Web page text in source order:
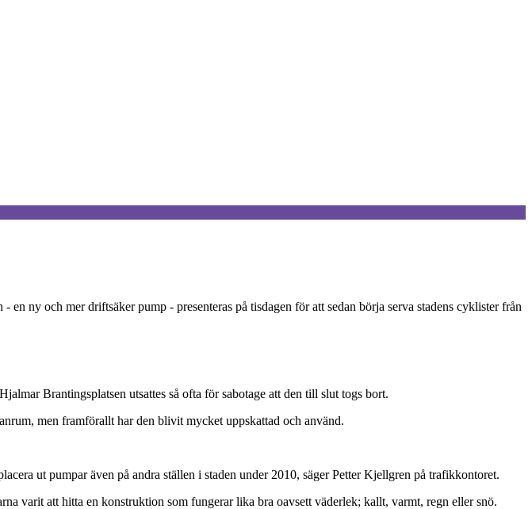
ny och mer driftsäker pump - presenteras på tisdagen för att sedan börja serva stadens cyklister från
Brantingsplatsen utsattes så ofta för sabotage att den till slut togs bort.
men framförallt har den blivit mycket uppskattad och använd.
ut pumpar även på andra ställen i staden under 2010, säger Petter Kjellgren på trafikkontoret.
varit att hitta en konstruktion som fungerar lika bra oavsett väderlek; kallt, varmt, regn eller snö.